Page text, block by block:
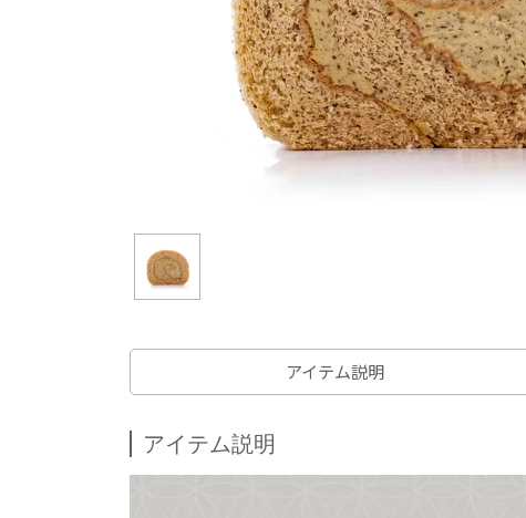
アイテム説明
アイテム説明